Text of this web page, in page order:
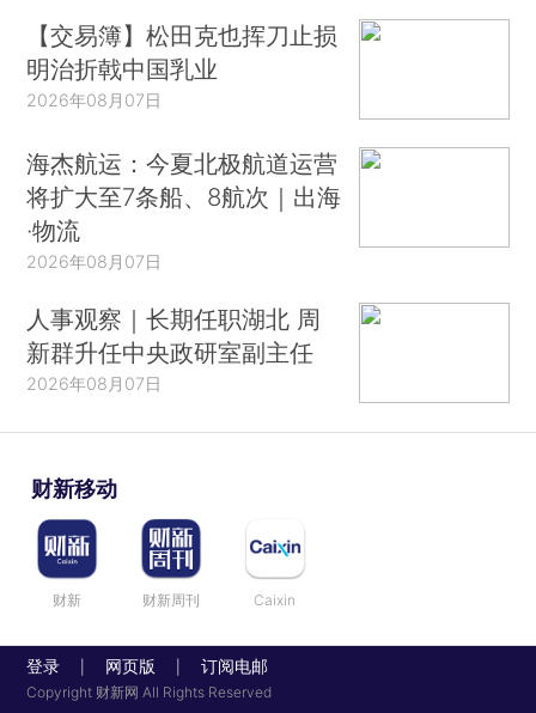
【交易簿】松田克也挥刀止损
明治折戟中国乳业
2026年08月07日
海杰航运：今夏北极航道运营
将扩大至7条船、8航次｜出海
·物流
2026年08月07日
人事观察｜长期任职湖北 周
新群升任中央政研室副主任
2026年08月07日
财新移动
财新 财新周刊 Caixin
登录 网页版 订阅电邮
Copyright 财新网 All Rights Reserved